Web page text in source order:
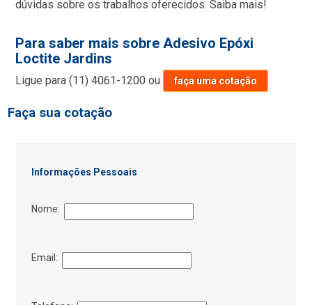
dúvidas sobre os trabalhos oferecidos. Saiba mais!
Para saber mais sobre Adesivo Epóxi
Loctite Jardins
Ligue para(11) 4061-1200 ou faça uma cotação
Faça sua cotação
Informações Pessoais
Nome:
Email: